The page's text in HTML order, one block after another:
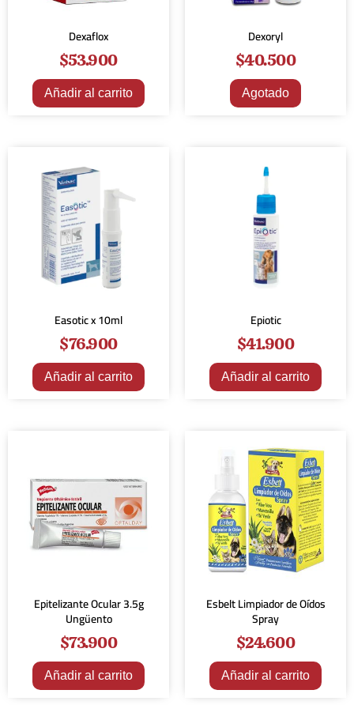
Dexaflox
$53.900
Añadir al carrito
Dexoryl
$40.500
Agotado
Easotic x 10ml
$76.900
Añadir al carrito
Epiotic
$41.900
Añadir al carrito
Epitelizante Ocular 3.5g
Ungüento
$73.900
Añadir al carrito
Esbelt Limpiador de Oídos
Spray
$24.600
Añadir al carrito